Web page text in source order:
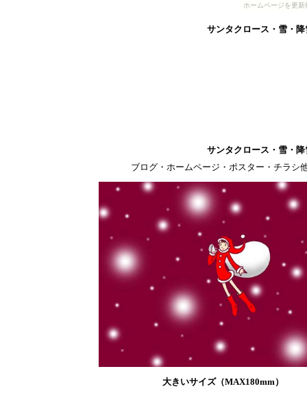
ホームページを更
サンタクロース・雪・
サンタクロース・雪・
ブログ・ホームページ・ポスター・チラシ
大きいサイズ（MAX180mm）